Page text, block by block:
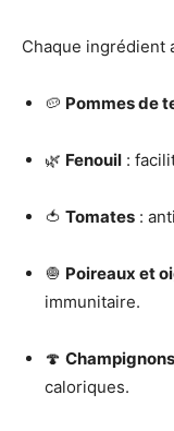
Chaque ingrédient
🥔 Pommes de
🌿 Fenouil :
🍅 Tomates :
🧅 Poireaux et
immunitaire.
🍄 Champignons
caloriques.